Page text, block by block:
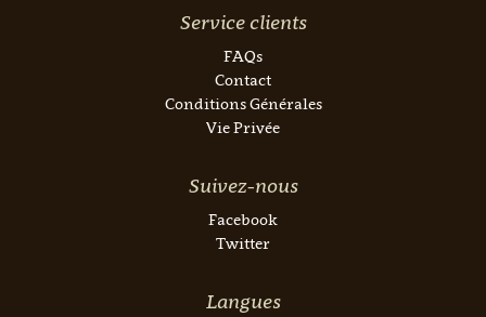
Service clients
FAQs
Contact
Conditions Générales
Vie Privée
Suivez-nous
Facebook
Twitter
Langues